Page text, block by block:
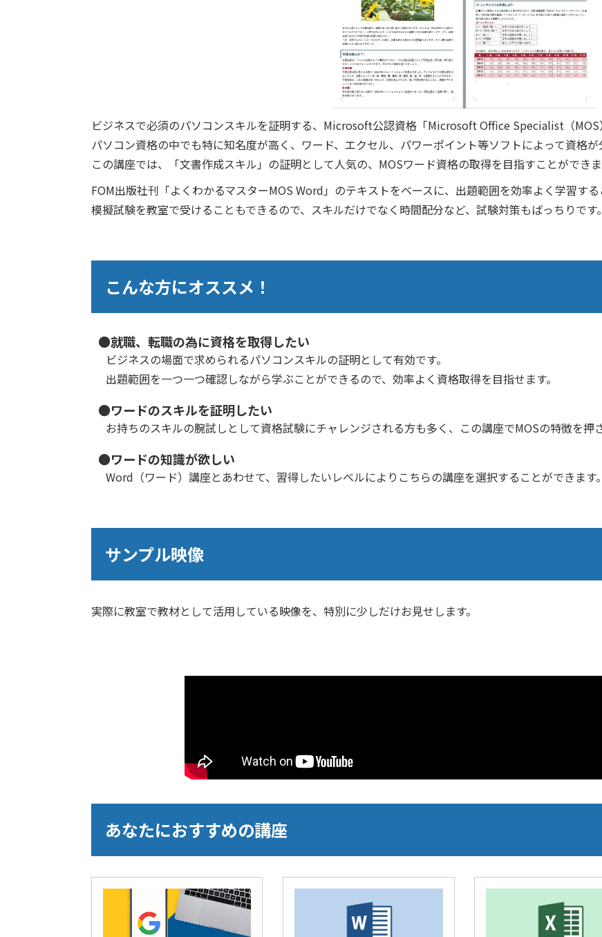
ビジネスで必須のパソコンスキルを証明する、Microsoft公認資格「Microsoft Office Specialist（MOS
パソコン資格の中でも特に知名度が高く、ワード、エクセル、パワーポイント等ソフトによって資格が
この講座では、「文書作成スキル」の証明として人気の、MOSワード資格の取得を目指すことができま
FOM出版社刊「よくわかるマスターMOS Word」のテキストをベースに、出題範囲を効率よく学習する
模擬試験を教室で受けることもできるので、スキルだけでなく時間配分など、試験対策もばっちりです。
こんな方にオススメ！
●就職、転職の為に資格を取得したい
ビジネスの場面で求められるパソコンスキルの証明として有効です。
出題範囲を一つ一つ確認しながら学ぶことができるので、効率よく資格取得を目指せます。
●ワードのスキルを証明したい
お持ちのスキルの腕試しとして資格試験にチャレンジされる方も多く、この講座でMOSの特徴を押
●ワードの知識が欲しい
Word（ワード）講座とあわせて、習得したいレベルによりこちらの講座を選択することができます。
サンプル映像
実際に教室で教材として活用している映像を、特別に少しだけお見せします。
あなたにおすすめの講座